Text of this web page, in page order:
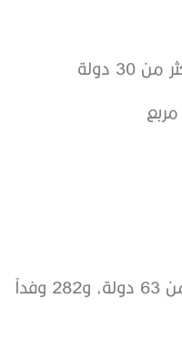
أكثر من 23,500 زائر متخصص من 63 دولة، و282 وفداً